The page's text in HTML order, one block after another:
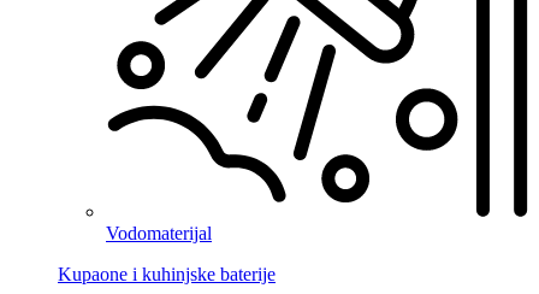
Vodomaterijal
Kupaone i kuhinjske baterije